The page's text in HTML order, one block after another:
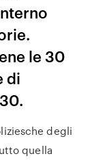
le 30
di
degli
quella